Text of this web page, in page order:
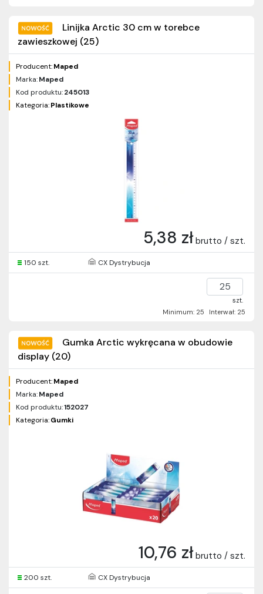
Linijka Arctic 30 cm w torebce
zawieszkowej (25)
Producent:Maped
Marka:Maped
Kod produktu:245013
Kategoria:Plastikowe
5,38 zł brutto / szt.
150 szt. CX Dystrybucja
szt.
Minimum: 25
Interwał: 25
Gumka Arctic wykręcana w obudowie
display (20)
Producent:Maped
Marka:Maped
Kod produktu:152027
Kategoria:Gumki
10,76 zł brutto / szt.
200 szt. CX Dystrybucja